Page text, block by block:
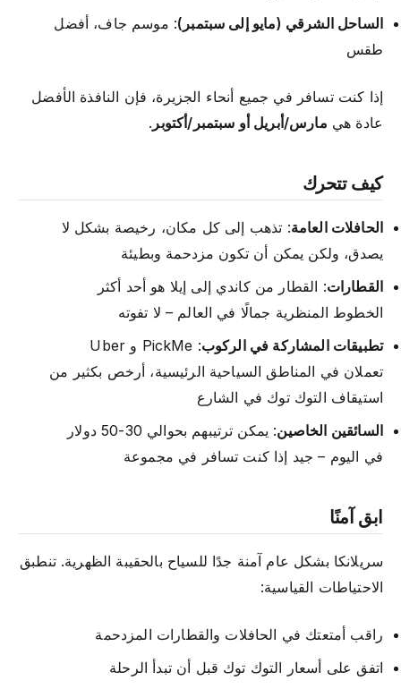
الساحل الشرقي (مايو إلى سبتمبر): موسم جاف، أفضل
طقس
إذا كنت تسافر في جميع أنحاء الجزيرة، فإن النافذة الأفضل
عادة هي مارس/أبريل أو سبتمبر/أكتوبر .
كيف تتحرك
الحافلات العامة: تذهب إلى كل مكان، رخيصة بشكل لا
يصدق، ولكن يمكن أن تكون مزدحمة وبطيئة
القطارات: القطار من كاندي إلى إيلا هو أحد أكثر
الخطوط المنظرية جمالًا في العالم – لا تفوته
تطبيقات المشاركة في الركوب
: PickMe و Uber
تعملان في المناطق السياحية الرئيسية، أرخص بكثير من
استيقاف التوك توك في الشارع
السائقين الخاصين
: يمكن ترتيبهم بحوالي 30-50 دولار
في اليوم – جيد إذا كنت تسافر في مجموعة
ابق آمنًا
سريلانكا بشكل عام آمنة جدًا للسياح بالحقيبة الظهرية. تنطبق
الاحتياطات القياسية:
راقب أمتعتك في الحافلات والقطارات المزدحمة
اتفق على أسعار التوك توك قبل أن تبدأ الرحلة